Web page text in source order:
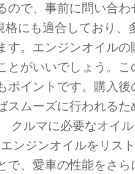
で、事前に問い合わ
にも適合しており、
す。エンジンオイルの
とがいいでしょう。こ
イントです。購入後
スムーズに行われるた
クルマに必要なオイ
ンジンオイルをリス
、愛車の性能をさら